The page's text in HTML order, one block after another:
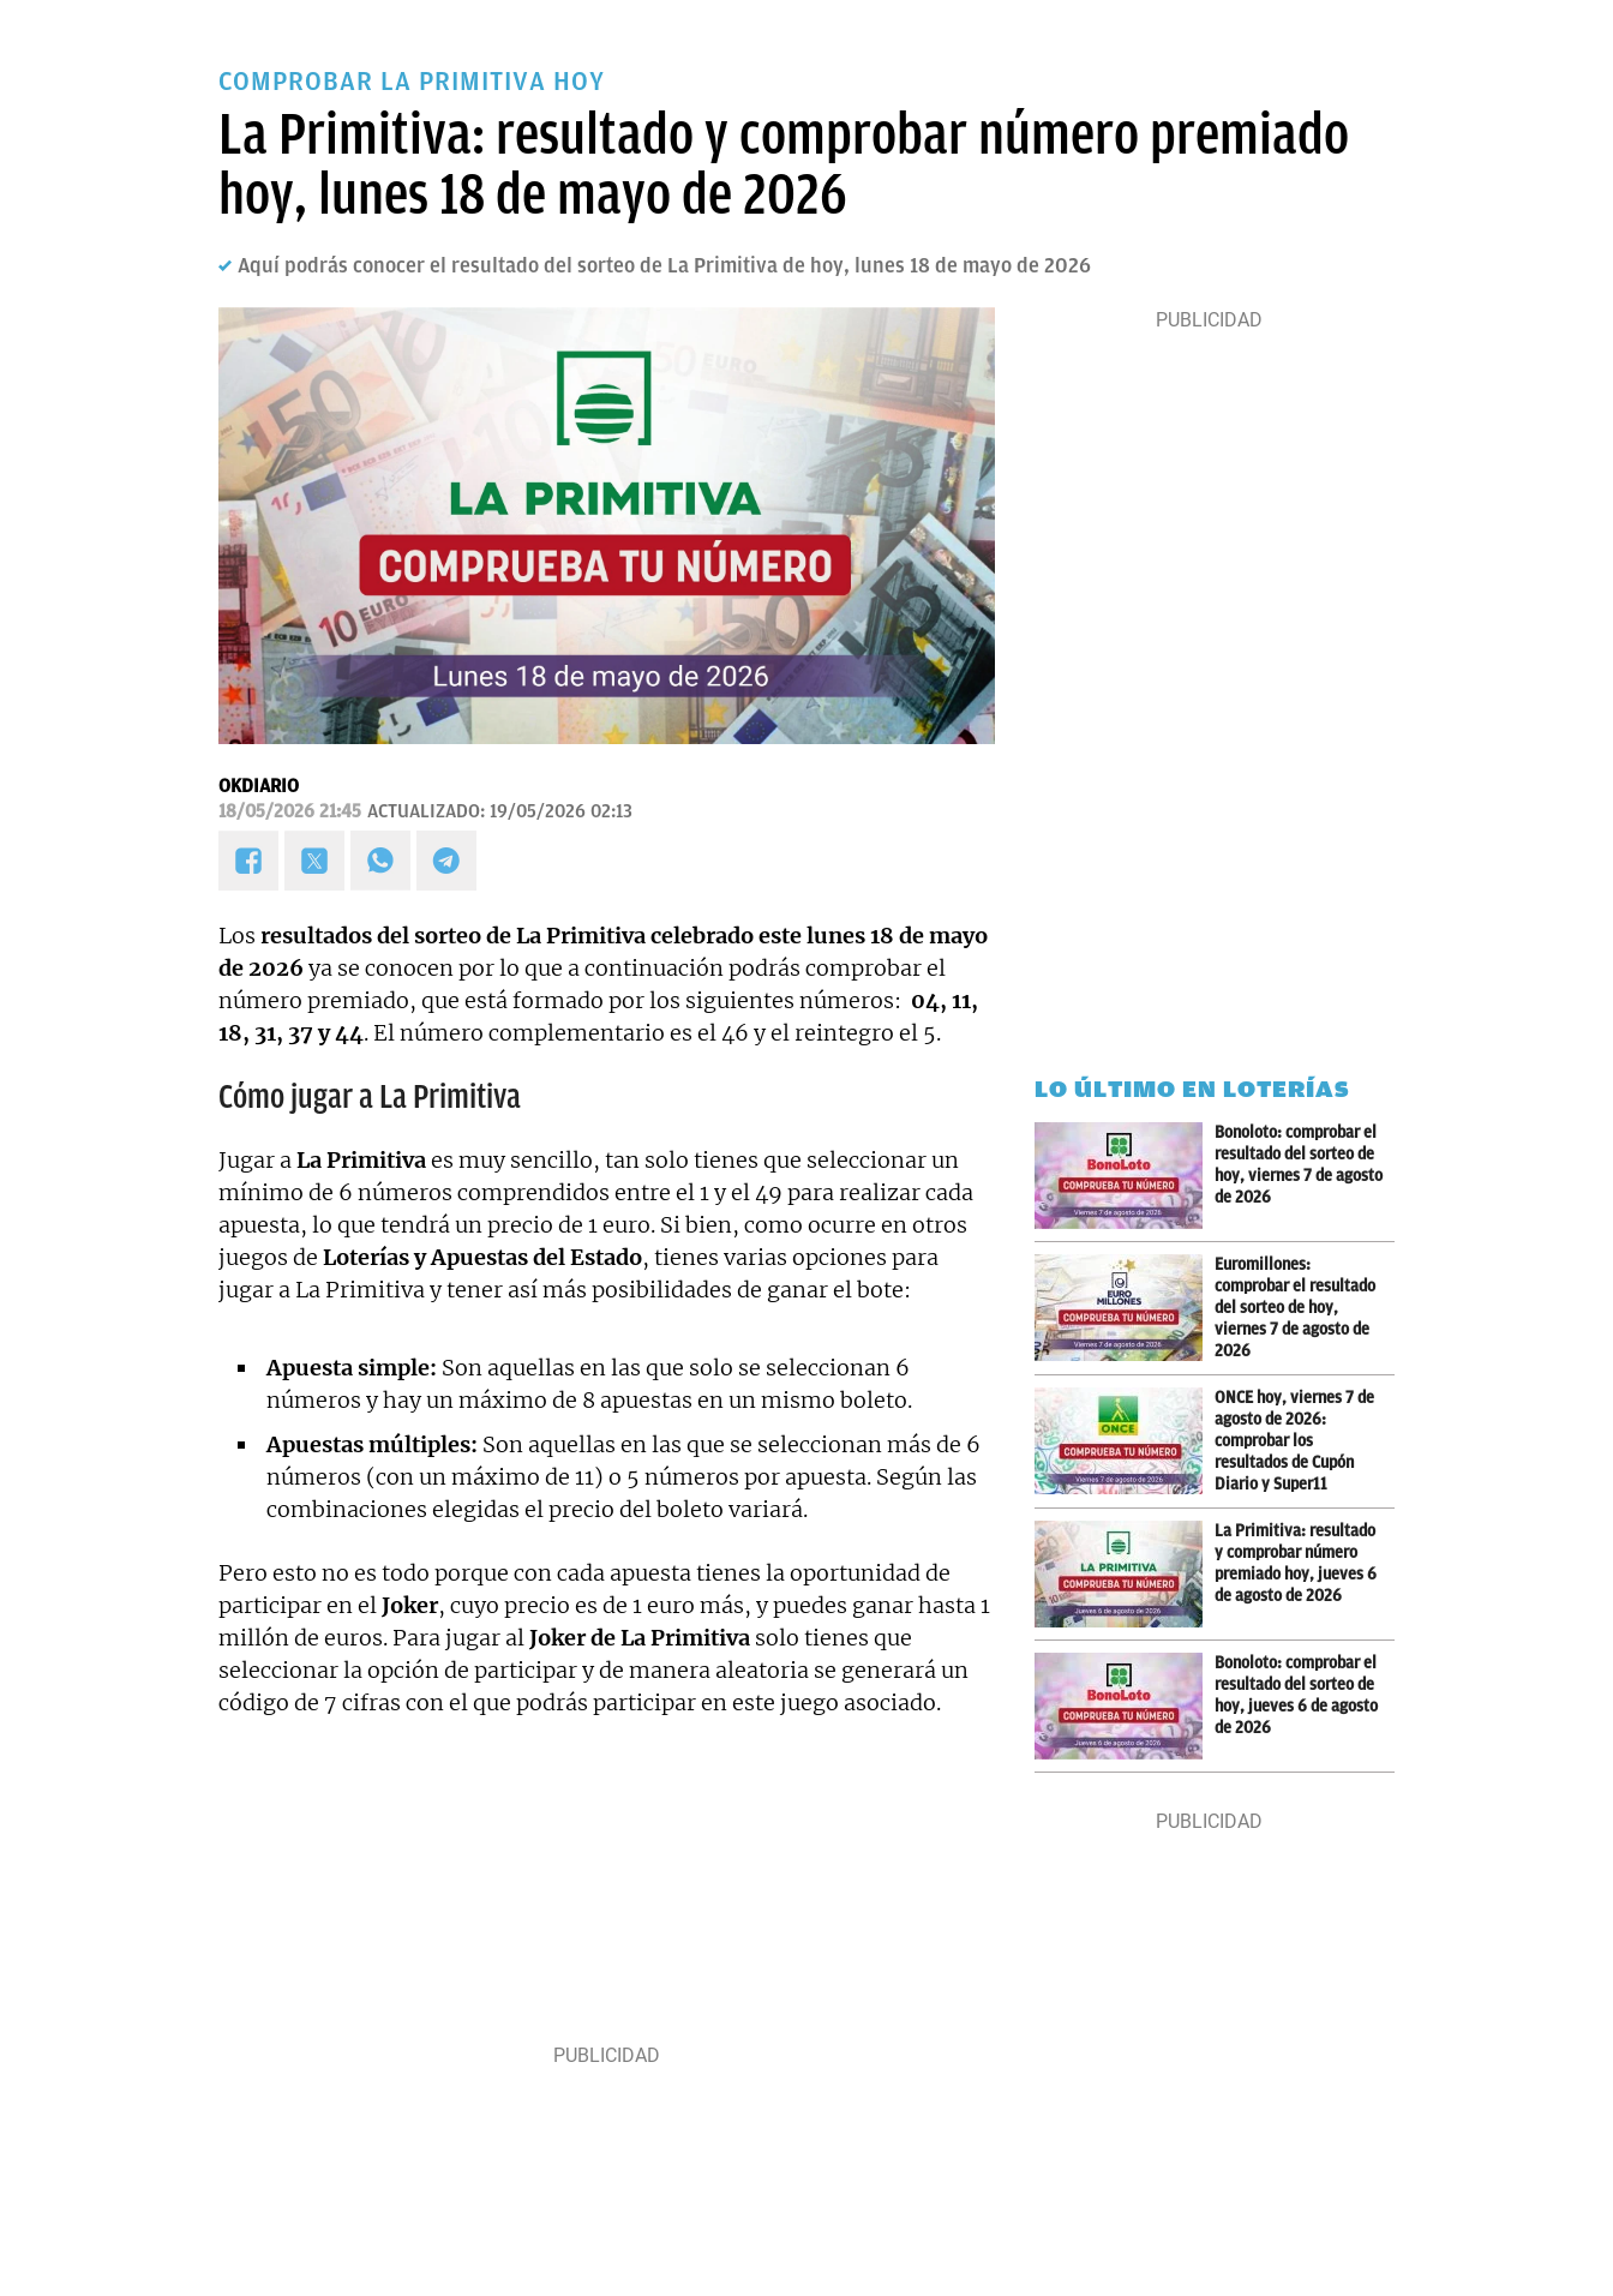
COMPROBAR LA PRIMITIVA HOY
La Primitiva: resultado y comprobar número premiado
hoy, lunes 18 de mayo de 2026
Aquí podrás conocer el resultado del sorteo de La Primitiva de hoy, lunes 18 de mayo de 2026
OKDIARIO
18/05/2026 21:45 ACTUALIZADO: 19/05/2026 02:13
Los resultados del sorteo de La Primitiva celebrado este lunes 18 de mayo
de 2026 ya se conocen por lo que a continuación podrás comprobar el
número premiado, que está formado por los siguientes números: 04, 11,
18, 31, 37 y 44. El número complementario es el 46 y el reintegro el 5.
Cómo jugar a La Primitiva
Jugar aLa Primitivaes muy sencillo, tan solo tienes que seleccionar un
mínimo de 6 números comprendidos entre el 1 y el 49 para realizar cada
apuesta, lo que tendrá un precio de 1 euro. Si bien, como ocurre en otros
juegos de Loterías y Apuestas del Estado, tienes varias opciones para
jugar a La Primitiva y tener así más posibilidades de ganar el bote:
Apuesta simple: Son aquellas en las que solo se seleccionan 6
números y hay un máximo de 8 apuestas en un mismo boleto.
Apuestas múltiples: Son aquellas en las que se seleccionan más de 6
números (con un máximo de 11) o 5 números por apuesta. Según las
combinaciones elegidas el precio del boleto variará.
Pero esto no es todo porque con cada apuesta tienes la oportunidad de
participar en elJoker, cuyo precio es de 1 euro más, y puedes ganar hasta 1
millón de euros. Para jugar alJoker de La Primitiva solo tienes que
seleccionar la opción de participar y de manera aleatoria se generará un
código de 7 cifras con el que podrás participar en este juego asociado.
LO ÚLTIMO EN LOTERÍAS
Bonoloto: comprobar el
resultado del sorteo de
hoy, viernes 7 de agosto
de 2026
Euromillones:
comprobar el resultado
del sorteo de hoy,
viernes 7 de agosto de
2026
ONCE hoy, viernes 7 de
agosto de 2026:
comprobar los
resultados de Cupón
Diario y Super11
La Primitiva: resultado
y comprobar número
premiado hoy, jueves 6
de agosto de 2026
Bonoloto: comprobar el
resultado del sorteo de
hoy, jueves 6 de agosto
de 2026